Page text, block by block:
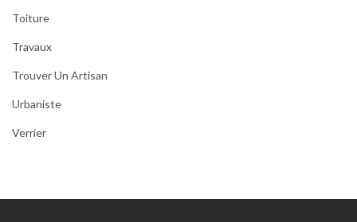
Toiture
Travaux
Trouver Un Artisan
Urbaniste
Verrier